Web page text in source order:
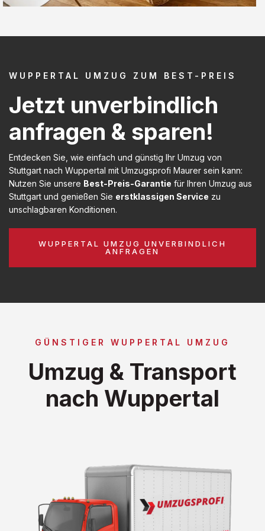
WUPPERTAL UMZUG ZUM BEST-PREIS
Jetzt unverbindlich
anfragen & sparen!
Entdecken Sie, wie einfach und günstig Ihr Umzug von
Stuttgart nach Wuppertal mit Umzugsprofi Maurer sein kann:
Nutzen Sie unsere Best-Preis-Garantie für Ihren Umzug aus
Stuttgart und genießen Sie erstklassigen Service zu
unschlagbaren Konditionen.
WUPPERTAL UMZUG UNVERBINDLICH
ANFRAGEN
GÜNSTIGER WUPPERTAL UMZUG
Umzug & Transport
nach Wuppertal